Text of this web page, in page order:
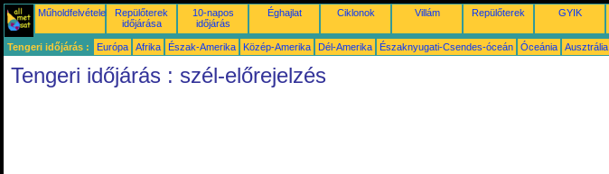
Műholdfelvételek
Repülőterek
időjárása
10-napos
időjárás
Éghajlat Ciklonok Villám Repülőterek GYIK
Tengeri időjárás : Európa Afrika Észak-Amerika Közép-Amerika Dél-Amerika Északnyugati-Csendes-óceán Óceánia Ausztrália
Tengeri időjárás : szél-előrejelzés